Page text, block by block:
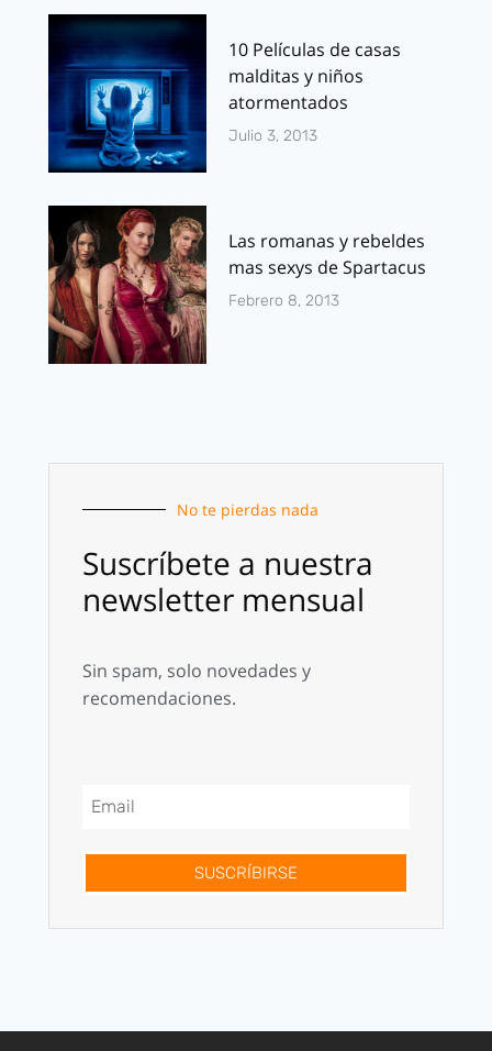
10 Películas de casas
malditas y niños
atormentados
Julio 3, 2013
Las romanas y rebeldes
mas sexys de Spartacus
Febrero 8, 2013
No te pierdas nada
Suscríbete a nuestra
newsletter mensual
Sin spam, solo novedades y
recomendaciones.
SUSCRÍBIRSE